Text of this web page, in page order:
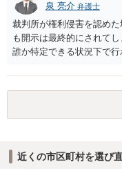
泉 亮介 弁護士
裁判所が権利侵害を認め
も開示は最終的にされて
誰か特定できる状況下で
いても，アカウントを特
たのであれば，かかる行
近くの市区町村を選び